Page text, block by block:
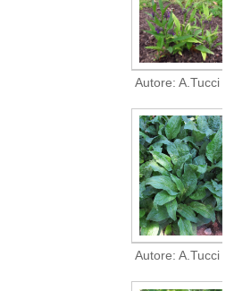
Autore: A.Tucci
Autore: A.Tucci